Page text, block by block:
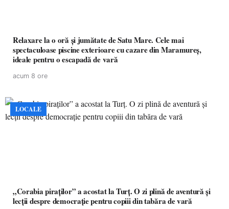
Relaxare la o oră și jumătate de Satu Mare. Cele mai
spectaculoase piscine exterioare cu cazare din Maramureș,
ideale pentru o escapadă de vară
acum 8 ore
LOCALE
„Corabia piraților” a acostat la Turț. O zi plină de aventură și
lecții despre democrație pentru copiii din tabăra de vară